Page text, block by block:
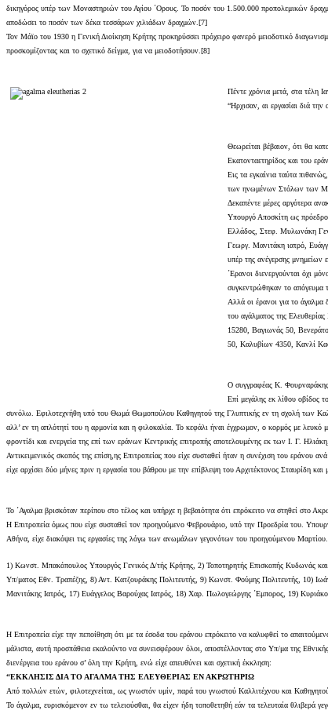
δικηγόρος υπέρ των Μοναστηριών του Αγίου ΄Ορους. Το ποσόν του 1.500.000 προπολεμικών
αποδώσει το ποσόν των δέκα τεσσάρων χιλιάδων δραχμών.[7]
Τον Μάϊο του 1930 η Γενική Διοίκηση Κρήτης προκηρύσσει πρόχειρο φανερό μειοδοτικό
προσκομίζοντας και το σχετικό δείγμα, για να μειοδοτήσουν.[8]
Πέντε χρόνια μετά, στα τέλη
“Ηρχισαν, αι εργασίαι διά
Θεωρείται βέβαιον, ότι θα
Εκατονταετηρίδος και του
Εις τα εγκαίνια ταύτα
των ηνωμένων Στόλων των
Δεκαπέντε μέρες αργότερα
Υπουργό Αποσκίτη ως
Ελλάδος, Στεφ. Μυλωνάκη
Γεωργ. Μανιτάκη ιατρό,
υπέρ της ανέγερσης μνημείων
΄Ερανοι διενεργούνται όχι
συγκεντρώθηκαν το απόγευμα
Αλλά οι έρανοι για το άγαλμα
του αγάλματος της
15280, Βαγιωνάς 50,
50, Καλυβίων 4350, Κανλί
Ο συγγραφέας Κ. Φουρναράκης,
Επί μεγάλης εκ λίθου οβίδος
συνόλω. Εφιλοτεχνήθη υπό του Θωμά Θωμοπούλου Καθηγητού της Γλυπτικής εν τη σχολή των
αλλ’ εν τη απλότητί του η αρμονία και η φιλοκαλία. Το κεφάλι ήναι έγχρωμον, ο κορμός με
φροντίδι και ενεργεία της επί των εράνων Κεντρικής επιτροπής αποτελουμένης εκ των Ι.
Αντικειμενικός σκοπός της επίση,ης Επιτροπείας που είχε συσταθεί ήταν η συνέχιση του
είχε αρχίσει δύο μήνες πριν η εργασία του βάθρου με την επίβλεψη του Αρχιτέκτονος Σταυρίδη
Το ΄Αγαλμα βρισκόταν περίπου στο τέλος και υπήρχε η βεβαιότητα ότι επρόκειτο να στηθεί στο
Η Επιτροπεία όμως που είχε συσταθεί τον προηγούμενο Φεβρουάριο, υπό την Προεδρία του.
Αθήνα, είχε διακόψει τις εργασίες της λόγω των ανωμάλων γεγονότων του προηγούμενου
1) Κωνστ. Μπακόπουλος Υπουργός Γενικός Δ/τής Κρήτης, 2) Τοποτηρητής Επισκοπής Κυδωνάς
Υπ/ματος Εθν. Τραπέζης, 8) Αντ. Κατζουράκης Πολιτευτής, 9) Κωνστ. Φούμης Πολιτευτής, 10)
Μανιτάκης Ιατρός, 17) Ευάγγελος Βαρούχας Ιατρός, 18) Χαρ. Πωλογεώργης ΄Εμπορος, 19)
Η Επιτροπεία είχε την πεποίθηση ότι με τα έσοδα του εράνου επρόκειτο να καλυφθεί το
μάλιστα, αυτή προσπάθεια εκαλούντο να συνεισφέρουν όλοι, αποστέλλοντας στο Υπ/μα της
διενέργεια του εράνου σ’ όλη την Κρήτη, ενώ είχε απευθύνει και σχετική έκκληση:
“ΕΚΚΛΗΣΙΣ ΔΙΑ ΤΟ ΑΓΑΛΜΑ ΤΗΣ ΕΛΕΥΘΕΡΙΑΣ ΕΝ ΑΚΡΩΤΗΡΙΩ
Από πολλών ετών, φιλοτεχνείται, ως γνωστόν υμίν, παρά του γνωστού Καλλιτέχνου και
Το άγαλμα, ευρισκόμενον εν τω τελειούσθαι, θα είχεν ήδη τοποθετηθή εάν τα τελευταία θλιβερά